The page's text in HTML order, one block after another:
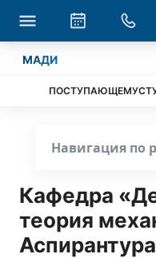
МАДИ
ПОСТУПАЮЩЕМУ
Кафедра
теория
Аспирантура
Навигация по